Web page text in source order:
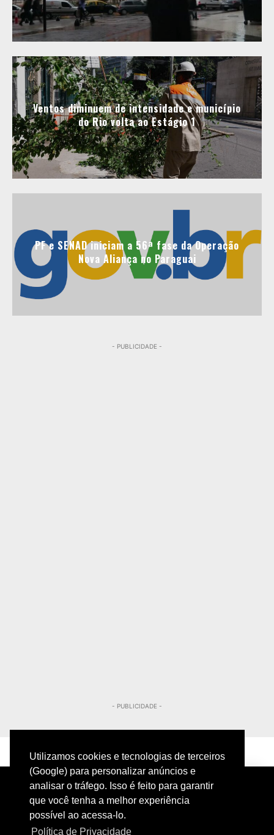
Utilizamos cookies e tecnologias de terceiros
(Google) para personalizar anúncios e
analisar o tráfego. Isso é feito para garantir
que você tenha a melhor experiência
possível ao acessa-lo.
Política de Privacidade
Ventos diminuem de intensidade e município
do Rio volta ao Estágio 1
PF e SENAD iniciam a 56ª fase da Operação
Nova Aliança no Paraguai
- PUBLICIDADE -
- PUBLICIDADE -